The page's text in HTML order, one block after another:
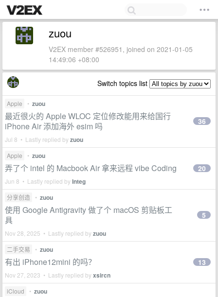
zuou
V2EX member #526951, joined on 2021-01-05
14:49:06 +08:00
Switch topics list
Apple • zuou
最近很火的 Apple WLOC 定位修改能用来给国行
iPhone Air 添加海外 esim 吗
Jul 8 • Lastly replied byzuou
36
Apple • zuou
弄了个 intel 的 Macbook Air 拿来远程 vibe Coding
Jun 8 • Lastly replied byInteg
20
分享创造 • zuou
使用 Google Antigravity 做了个 macOS 剪贴板工
具
Nov 28, 2025 • Lastly replied byzuou
5
二手交易 • zuou
有出 iPhone12mini 的吗？
Nov 27, 2023 • Lastly replied byxsircn
13
iCloud • zuou